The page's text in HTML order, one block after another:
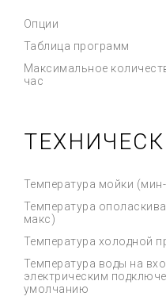
Опции
Таблица программ
Максимальное
час
Температура мойки
Температура
макс)
Температура холодной
Температура воды на
электрическим
умолчанию